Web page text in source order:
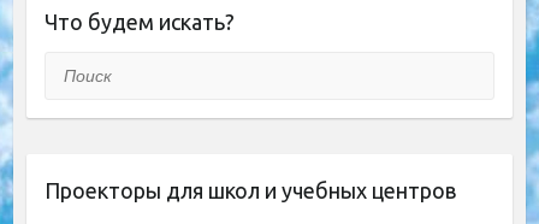
Что будем искать?
Поиск
Проекторы для школ и учебных центров